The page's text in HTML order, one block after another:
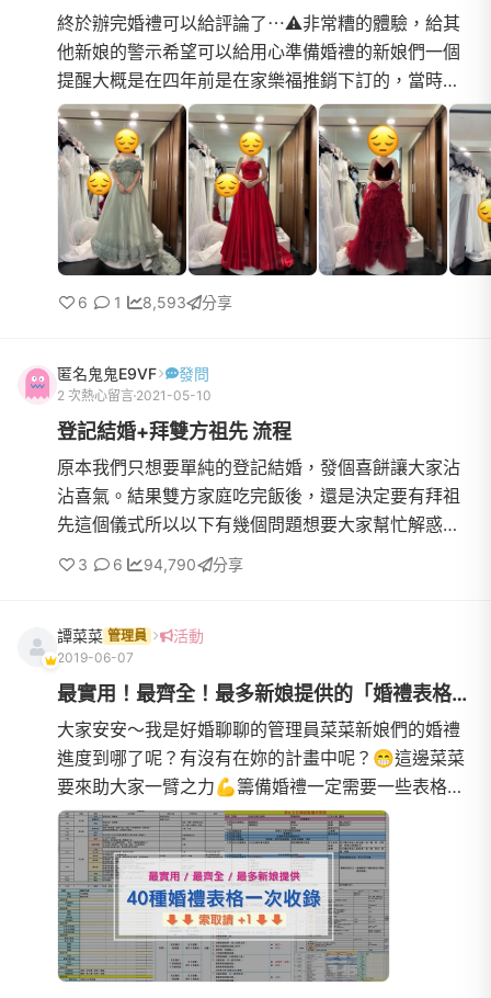
終於辦完婚禮可以給評論了⋯⚠️非常糟的體驗，給其
他新娘的警示希望可以給用心準備婚禮的新娘們一個
提醒大概是在四年前是在家樂福推銷下訂的，當時還
不太懂婚紗行業，衝動就下訂了⋯先說優點再說很雷
的地方1.部分服務人...
6 1 8,593 分享
匿名鬼鬼E9VF 發問
2 次熱心留言 2021-05-10
登記結婚+拜雙方祖先 流程
原本我們只想要單純的登記結婚，發個喜餅讓大家沾
沾喜氣。結果雙方家庭吃完飯後，還是決定要有拜祖
先這個儀式所以以下有幾個問題想要大家幫忙解惑，
謝謝1.拜男生祖先(南部人) 跟 拜女生祖先(中部人)的時
女生祖先的東西，男生那邊需要協助準備什麼嗎?4.拜
女生祖先時，男方父母親要到場嗎?
3 6 94,790 分享
譚菜菜 管理員 活動
2019-06-07
最實用！最齊全！最多新娘提供的「婚禮表格」都在這～
大家安安～我是好婚聊聊的管理員菜菜新娘們的婚禮
進度到哪了呢？有沒有在妳的計畫中呢？😁這邊菜菜
要來助大家一臂之力💪籌備婚禮一定需要一些表格來
有秩序的管理，所以！！！菜菜邀請了幾位新娘提供
自己做的婚禮表格，...